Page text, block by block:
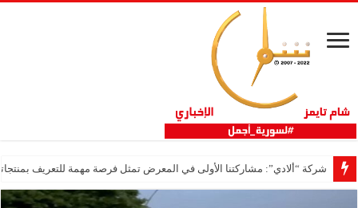
شركة “ألادي”: مشاركتنا الأولى في المعرض تمثل فرصة مهمة للتعريف